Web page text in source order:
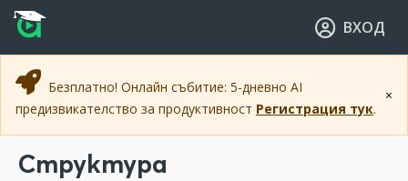
Прескочи към основното съдържание
Прескочи към навигацията
ВХОД
×
Безплатно! Онлайн събитие: 5-дневно AI
предизвикателство за продуктивност Регистрация тук.
Структура